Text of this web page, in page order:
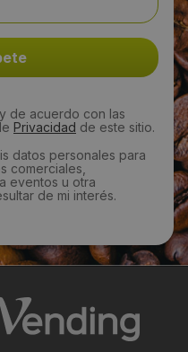
de acuerdo con las
Privacidad de este sitio.
datos personales para
comerciales,
eventos u otra
de mi interés.